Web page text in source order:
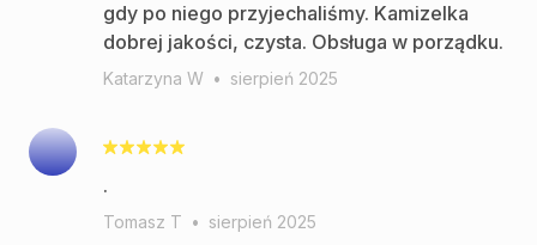
gdy po niego przyjechaliśmy. Kamizelka
dobrej jakości, czysta. Obsługa w porządku.
Katarzyna W • sierpień 2025
.
Tomasz T • sierpień 2025